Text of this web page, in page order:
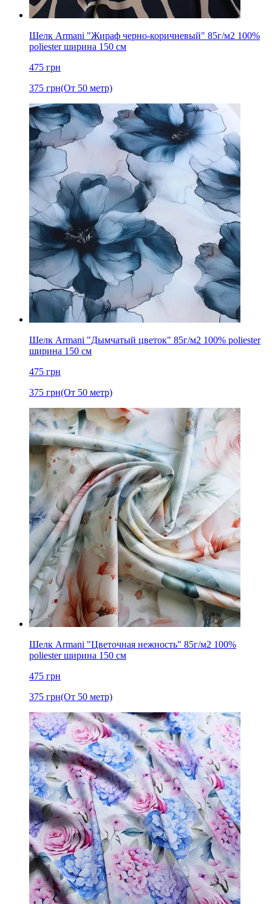
Шелк Armani "Жираф черно-коричневый" 85г/м2 100%
poliester ширина 150 см
475 грн
375 грн(От 50 метр)
Шелк Armani "Дымчатый цветок" 85г/м2 100% poliester
ширина 150 см
475 грн
375 грн(От 50 метр)
Шелк Armani "Цветочная нежность" 85г/м2 100%
poliester ширина 150 см
475 грн
375 грн(От 50 метр)